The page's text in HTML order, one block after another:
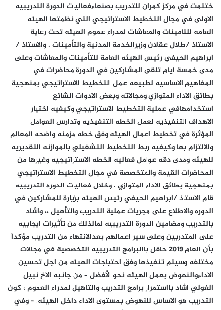
ختتمت في مركز كمران للتدريب بصنعاءفعاليات الدورة التدريبيه
الاولى في مجال التخطيط الاستراتيجي التي نظمتها الهيئه
العامه للتامينات والمعاشات لمدراء عموم الهيئه تحت رعاية
الاستاذ /طلال عقلان وزيرالخدمة المدنية والتأمينات . والاستاذ /
ابراهيم الحيفي رئيس الهيئه العامة للتأمينات والمعاشات وعلى
مدى خمسة ايام تلقى المشاركين في الدورة محاضرات في
المفاهيم الاساسيه لطبيعه عمل التخطيط الاستراتيجي بمنهجية
بطائق الاداء المتوازي ومجالاته وبعض الادوات الشائع
استخدامهافي عملية التخطيط الاستراتيجي وكيفيه اختيار
الاهداف التنفيذيه لعمل الخطه التنفيذيه وتدارس العوامل
المؤثرة في تخطيط اعمال الهيئه وفق خطه مزمنه واضحه المعالم
والالتزام بها وكيفيه ربط التخطيط التشغيلي بالموازنه التقديريه
للهيئه ومدى دقه عوامل فعاليه الخطه الاستراتيجيه وغيرها من
المحاضرات القيمة والمتخصصة في مجال التخطيط الاستراتيجي
بمنهجية بطائق الاداء المتوازي . وخلال فعاليات الدوره التدريبيه
قام الاستاذ /ابراهيم الحيفي رئيس الهيئه بزيارة للمشاركين في
الدوره والاطلاع على مجريات عملية التدريب والتأهيل ،، واشاد
بالتدريب ومضامين الدورة التدريبيه لمالذلك من تأثيرات ايجابيه
على المتدربين وعلى سير اعمالهم بعدالانتهاء من التدريب مؤكدآ
بأن العام 2019 حافل باالبرامج التدريبيه التخصصية في مجالات
مختلفه وسيتم تنفيذها وفق احتياجات الهيئه من اجل تحسين
الاداءوالنهوض بعمل الهيئه نحو الأفضل – من جانبه الاخ نبيل
الغولي اشاد بااستمرار برامج التدريب والتاهيل لمدراء العموم ، كون
التدريب هو الاساس للنهوض بمستوى الاداء داخل الهيئه. – وفي